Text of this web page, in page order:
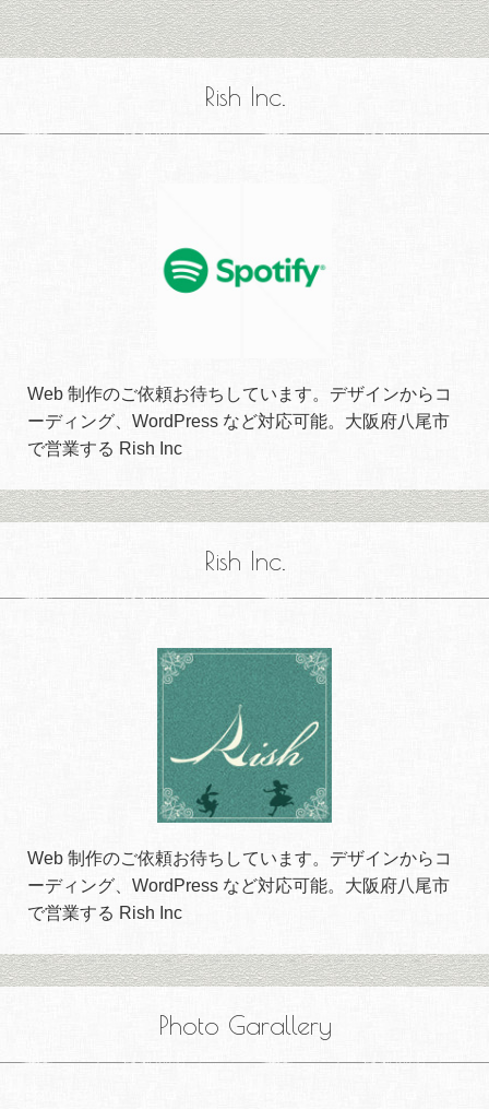
Rish Inc.
Web 制作のご依頼お待ちしています。デザインからコ
ーディング、WordPress など対応可能。大阪府八尾市
で営業する Rish Inc
Rish Inc.
Web 制作のご依頼お待ちしています。デザインからコ
ーディング、WordPress など対応可能。大阪府八尾市
で営業する Rish Inc
Photo Garallery